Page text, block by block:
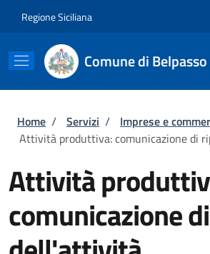
Regione Siciliana
Comune di Belpasso
Briciole di pane
Home / Servizi / Imprese e
Attività produttiva: comunicazione di
Attività
comunicazione